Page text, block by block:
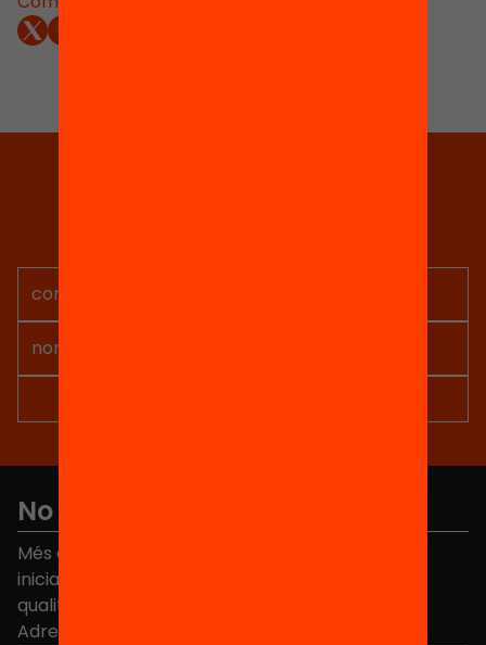
No et perdis res
Més de 40.000 persones ja han triat Equitat. Rep
iniciatives, propostes i projectes per millorar la
qualitat de l'educació a Catalunya.
Adreça electrònica